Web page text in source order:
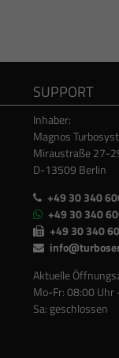
SUPPORT
Inhaber:
Magnos
Miraustraße 27-
D-13509 Berlin
+49 30 340
+49 30 340
+49 30 340
Aktuelle
Mo-Fr: 08:00 Uhr
Sa: geschlossen